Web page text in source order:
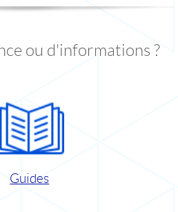
ou d'informations ?
Guides